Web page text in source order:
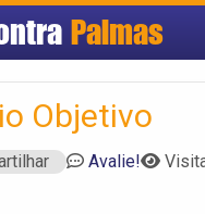
Palmas
Objetivo
Avalie!